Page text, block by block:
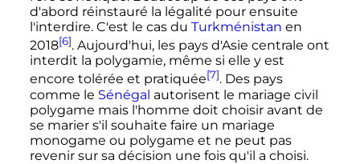
d'abord réinstauré la légalité pour ensuite
l'interdire. C'est le cas du Turkménistan en
2018[6]. Aujourd'hui, les pays d'Asie centrale ont
interdit la polygamie, même si elle y est
encore tolérée et pratiquée[7]. Des pays
comme le Sénégal autorisent le mariage civil
polygame mais l'homme doit choisir avant de
se marier s'il souhaite faire un mariage
monogame ou polygame et ne peut pas
revenir sur sa décision une fois qu'il a choisi.